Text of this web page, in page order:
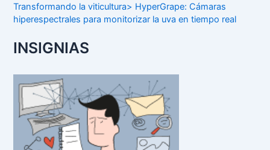
Transformando la viticultura> HyperGrape: Cámaras
hiperespectrales para monitorizar la uva en tiempo real
INSIGNIAS